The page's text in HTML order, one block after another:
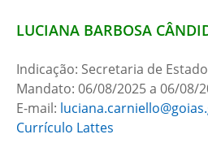
LUCIANA BARBOSA
Indicação: Secretaria de
Mandato: 06/08/2025 a 06/08/
E-mail:
Currículo Lattes